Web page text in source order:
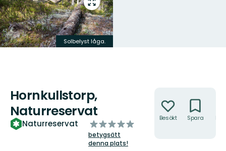
Gå
till
helskärmsläge
Solbelyst låga.
Hornkullstorp,
Naturreservat
Naturreservat
av
5
stjärnor
betygsätt
denna plats!
Besökt Spara